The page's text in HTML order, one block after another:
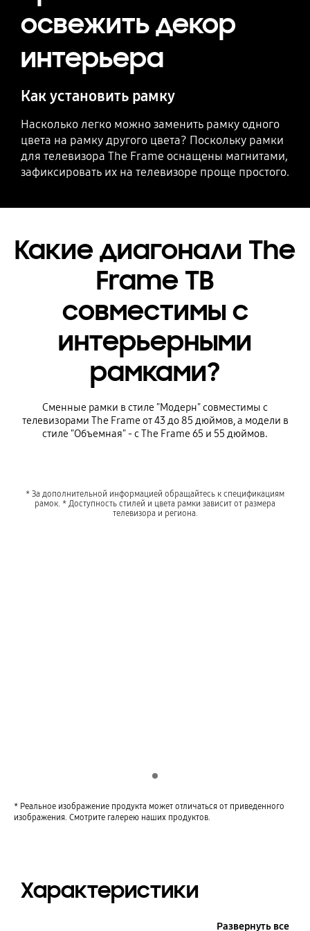
освежить декор
интерьера
Как установить рамку
Насколько легко можно заменить рамку одного
цвета на рамку другого цвета? Поскольку рамки
для телевизора The Frame оснащены магнитами,
зафиксировать их на телевизоре проще простого.
Какие диагонали The
Frame ТВ
совместимы с
интерьерными
рамками?
Сменные рамки в стиле "Модерн" совместимы с
телевизорами The Frame от 43 до 85 дюймов, а модели в
стиле "Объемная" - с The Frame 65 и 55 дюймов.
* За дополнительной информацией обращайтесь к спецификациям
рамок. * Доступность стилей и цвета рамки зависит от размера
телевизора и региона.
* Реальное изображение продукта может отличаться от приведенного
изображения. Смотрите галерею наших продуктов.
Характеристики
Развернуть все